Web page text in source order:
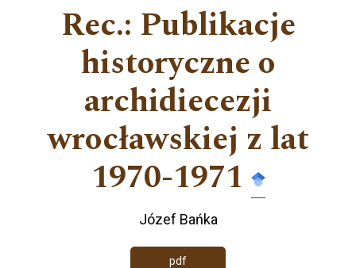
Rec.: Publikacje
historyczne o
archidiecezji
wrocławskiej z lat
1970-1971
Józef Bańka
pdf